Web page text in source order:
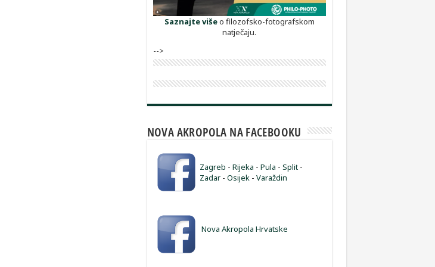
Saznajte višeo filozofsko-fotografskom
natječaju.
-->
NOVA AKROPOLA NA FACEBOOKU
Zagreb - Rijeka - Pula - Split-
Zadar- Osijek- Varaždin
Nova Akropola Hrvatske